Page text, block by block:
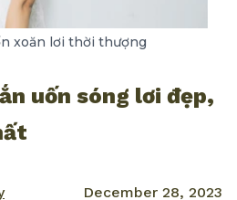
xoăn lơi thời thượng
uốn sóng lơi đẹp,
December 28, 2023